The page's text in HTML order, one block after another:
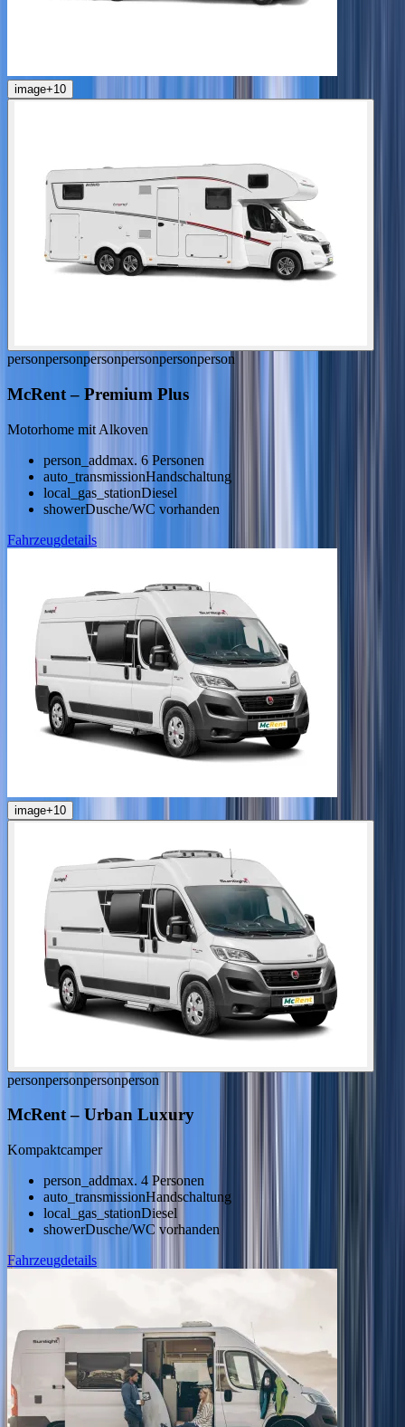
image+10
personpersonpersonpersonpersonperson
McRent– Premium Plus
Motorhome mit Alkoven
person_addmax. 6 Personen
auto_transmissionHandschaltung
local_gas_stationDiesel
showerDusche/WC vorhanden
Fahrzeugdetails
image+10
personpersonpersonperson
McRent– Urban Luxury
Kompaktcamper
person_addmax. 4 Personen
auto_transmissionHandschaltung
local_gas_stationDiesel
showerDusche/WC vorhanden
Fahrzeugdetails